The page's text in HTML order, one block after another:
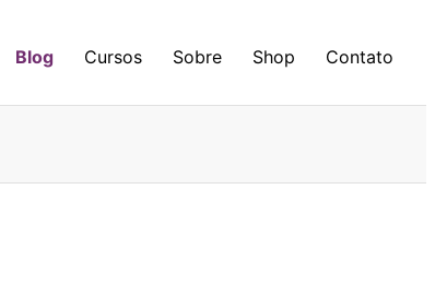
Blog Cursos Sobre Shop Contato